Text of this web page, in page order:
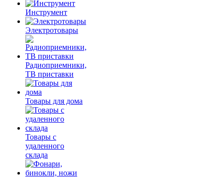
Инструмент
Электротовары
Радиоприемники,
ТВ приставки
Товары для дома
Товары с
удаленного
склада